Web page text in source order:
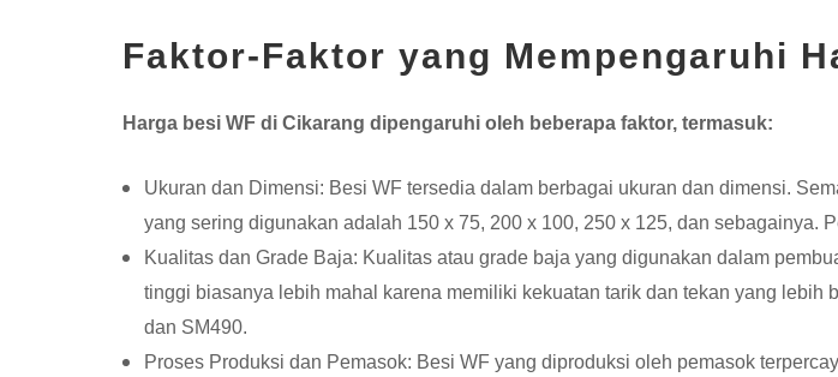
Faktor-Faktor yang Mempengaruhi
Harga besi WF di Cikarang dipengaruhi oleh beberapa faktor, termasuk:
Ukuran dan Dimensi: Besi WF tersedia dalam berbagai ukuran dan dimensi.
yang sering digunakan adalah 150 x 75, 200 x 100, 250 x 125, dan sebagainya.
Kualitas dan Grade Baja: Kualitas atau grade baja yang digunakan dalam
tinggi biasanya lebih mahal karena memiliki kekuatan tarik dan tekan yang
dan SM490.
Proses Produksi dan Pemasok: Besi WF yang diproduksi oleh pemasok